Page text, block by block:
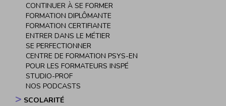
CONTINUER À SE FORMER
FORMATION DIPLÔMANTE
FORMATION CERTIFIANTE
ENTRER DANS LE MÉTIER
SE PERFECTIONNER
CENTRE DE FORMATION PSYS-EN
POUR LES FORMATEURS INSPÉ
STUDIO-PROF
NOS PODCASTS
SCOLARITÉ